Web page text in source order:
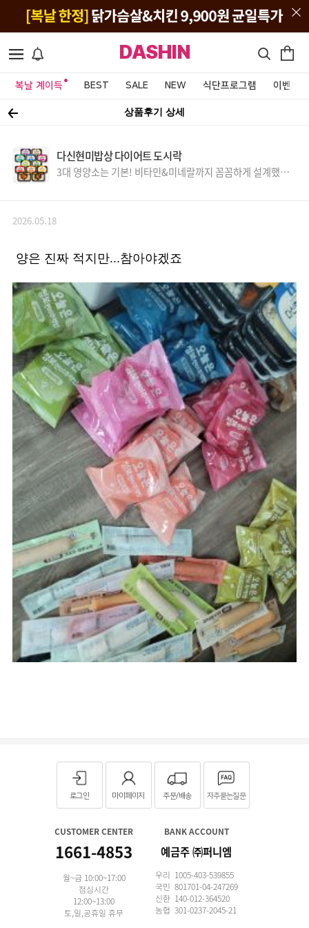
DASHIN
복날 계이득 BEST SALE NEW 식단프로그램 이벤트&
상품후기 상세
다신현미밥상 다이어트 도시락
3대 영양소는 기본! 비타민&미네랄까지 꼼꼼하게 설계했어
2026.05.18
양은 진짜 적지만...참아야겠죠
로그인 마이페이지 주문/배송 자주묻는질문
CUSTOMER CENTER
1661-4853
월~금 10:00~17:00
점심시간
12:00~13:00
토,일,공휴일 휴무
BANK ACCOUNT
예금주 ㈜퍼니엠
우리 1005-403-539855
국민 801701-04-247269
신한 140-012-364520
농협 301-0237-2045-21